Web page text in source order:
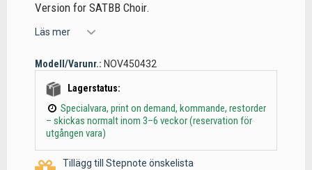
Version for SATBB Choir.
Läs mer
Modell/Varunr.: NOV450432
Lagerstatus:
Specialvara, print on demand, kommande, restorder
– skickas normalt inom 3–6 veckor (reservation för
utgången vara)
Tillägg till Stepnote önskelista